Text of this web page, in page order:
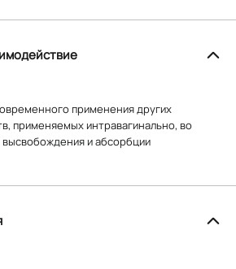
применения других
применяемых интравагинально, во
и абсорбции